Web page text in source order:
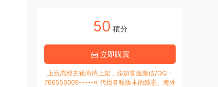
50 積分
立即購買
上百萬部古籍尚待上架，添加客服微信/QQ：
766556009-----可代找各種版本的縣志、海外